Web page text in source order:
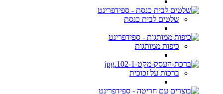
שלטים לבית כנסת
כיפות ממותגות
ברכות על זכוכית